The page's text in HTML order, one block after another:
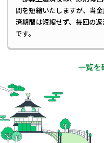
定款の一部変更に関する
「窓口円貨両替手数料」
プライバシー・ポリシー
「賃貸不動産融資取扱手
手形・小切手発行手数料
フロッピーディスクを利
ービスの取扱終了のお知
会員の皆さまへ
間を短縮いたしますが、当
済期間は短縮せず、毎回の
です。
リット】 「返済期間は短縮
す。 【デメリット】 さまざ
大きくなった場合、返済額
手続きが再度必要となります。
※最終返済期間が当初お借
合、住宅借入金等特別控除の
すのでご注意ください。
②返済期間は短縮せず毎回の
一覧を